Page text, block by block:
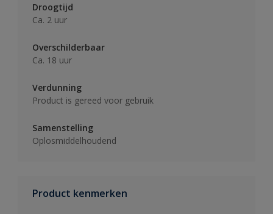
Droogtijd
Ca. 2 uur
Overschilderbaar
Ca. 18 uur
Verdunning
Product is gereed voor gebruik
Samenstelling
Oplosmiddelhoudend
Product kenmerken